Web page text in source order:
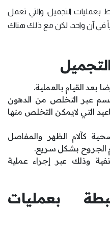
بعمليات التجميل، والتي تعمل
في آن واحد، لكن مع ذلك هناك
بعد القيام بالعملية.
عبر التخلص من الدهون
التي لايمكن التخلص منها
كآلام الظهر والمفاصل
الجروح بشكل سريع.
وذلك عبر إجراء عملية
بعمليات